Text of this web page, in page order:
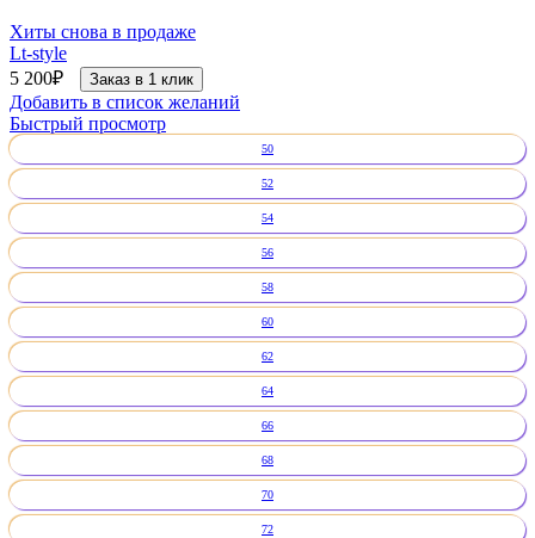
Хиты снова в продаже
Lt-style
5 200₽ Заказ в 1 клик
Добавить в список желаний
Быстрый просмотр
50
52
54
56
58
60
62
64
66
68
70
72